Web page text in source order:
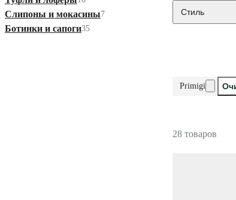
Слипоны и мокасины7
Ботинки и сапоги35
Стиль
Primigi
28 товаров